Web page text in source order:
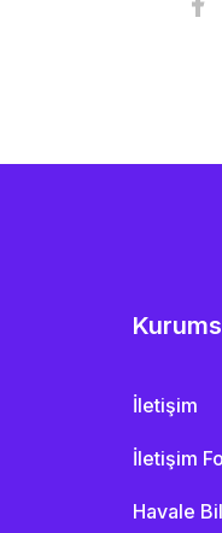
İletişim
İletişim
Havale